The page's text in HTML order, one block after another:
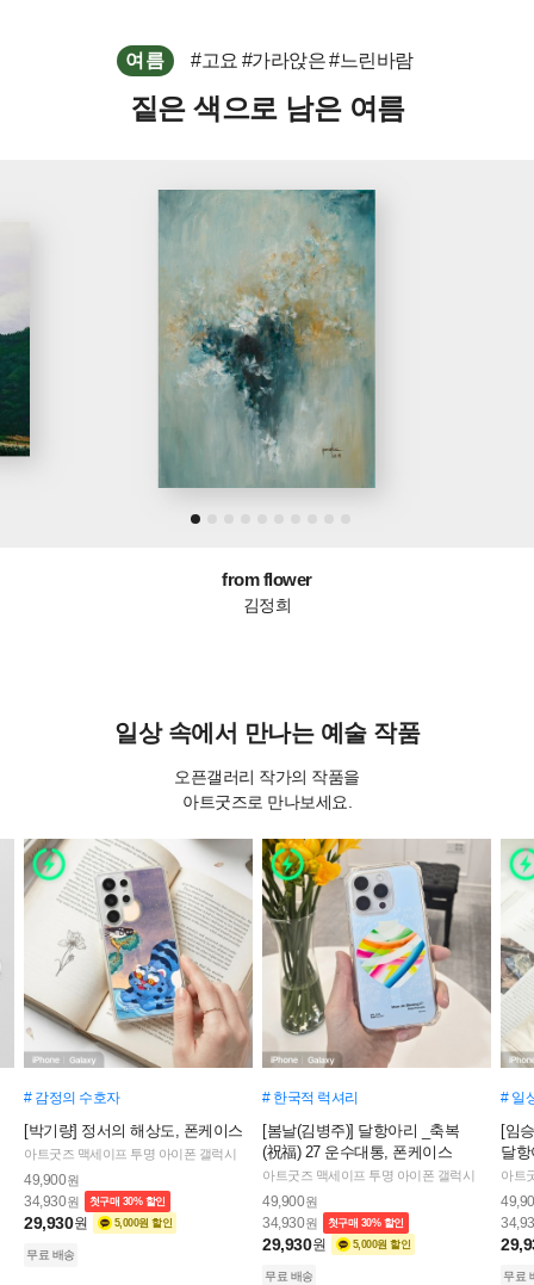
여름 #고요 #가라앉은#느린바람
짙은 색으로 남은 여름
from flower
김정희
일상 속에서 만나는 예술 작품
오픈갤러리 작가의 작품을
아트굿즈로 만나보세요.
# 감정의 수호자
[박기량] 정서의 해상도, 폰케이스
아트굿즈 맥세이프 투명 아이폰 갤럭시
49,900원
34,930원 첫구매 30% 할인
29,930원 5,000원 할인
무료 배송
# 한국적 럭셔리
[봄날(김병주)] 달항아리 _축복
(祝福) 27 운수대통, 폰케이스
아트굿즈 맥세이프 투명 아이폰 갤럭시
49,900원
34,930원 첫구매 30% 할인
29,930원 5,000원 할인
무료 배송
# 일
[임
달항
아트
무료